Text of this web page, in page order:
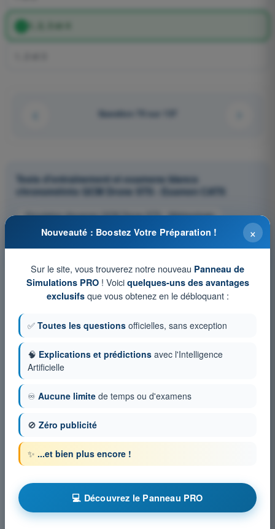
1, 2, 3 et 4
Question 70 sur 137
Tests d'entraînement et examens blancs
chronométrés QCM Drone STS - Examen CATS
Simulation d'examen QCM Drone STS - Météorologie
QCM d'Entraînement QCM Drone STS - Météorologie
Examen en PDF QCM Drone STS - Météorologie
×
Nouveauté : Boostez Votre Préparation !
Sur le site, vous trouverez notre nouveau Panneau de
Simulations PRO! Voici quelques-uns des avantages
exclusifsque vous obtenez en le débloquant :
✅ Toutes les questions officielles, sans exception
🧠 Explications et prédictions avec l'Intelligence
Artificielle
♾️ Aucune limite de temps ou d'examens
🚫 Zéro publicité
✨ ...et bien plus encore !
💻 Découvrez le Panneau PRO